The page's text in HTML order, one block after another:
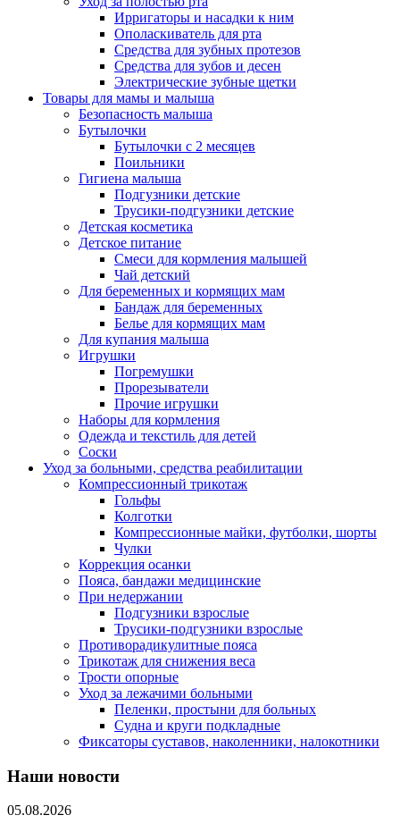
Ирригаторы и насадки к ним
Ополаскиватель для рта
Средства для зубных протезов
Средства для зубов и десен
Электрические зубные щетки
Товары для мамы и малыша
Безопасность малыша
Бутылочки
Бутылочки с 2 месяцев
Поильники
Гигиена малыша
Подгузники детские
Трусики-подгузники детские
Детская косметика
Детское питание
Смеси для кормления малышей
Чай детский
Для беременных и кормящих мам
Бандаж для беременных
Белье для кормящих мам
Для купания малыша
Игрушки
Погремушки
Прорезыватели
Прочие игрушки
Наборы для кормления
Одежда и текстиль для детей
Соски
Уход за больными, средства реабилитации
Компрессионный трикотаж
Гольфы
Колготки
Компрессионные майки, футболки, шорты
Чулки
Коррекция осанки
Пояса, бандажи медицинские
При недержании
Подгузники взрослые
Трусики-подгузники взрослые
Противорадикулитные пояса
Трикотаж для снижения веса
Трости опорные
Уход за лежачими больными
Пеленки, простыни для больных
Судна и круги подкладные
Фиксаторы суставов, наколенники, налокотники
Наши новости
05.08.2026